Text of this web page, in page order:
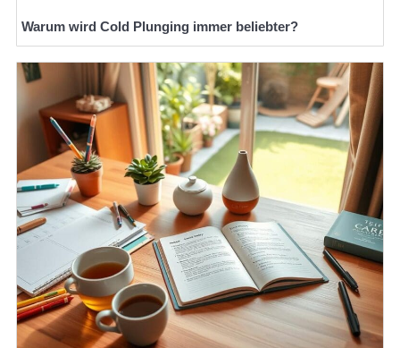
Warum wird Cold Plunging immer beliebter?